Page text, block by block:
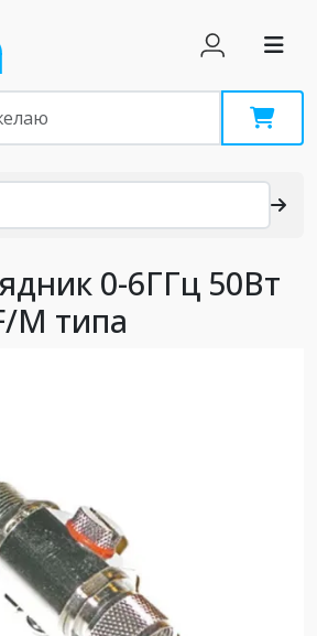
0-6ГГц 50Вт
M типа